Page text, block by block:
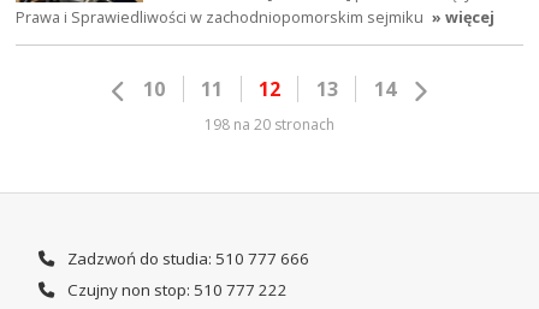
Prawa i Sprawiedliwości w zachodniopomorskim sejmiku » więcej
10 11 12 13 14
198 na 20 stronach
Zadzwoń do studia: 510 777 666
Czujny non stop: 510 777 222